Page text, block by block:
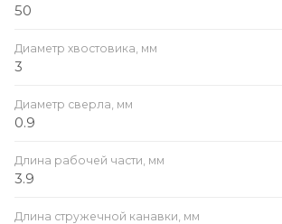
50
Диаметр хвостовика, мм
3
Диаметр сверла, мм
0.9
Длина рабочей части, мм
3.9
Длина стружечной канавки, мм